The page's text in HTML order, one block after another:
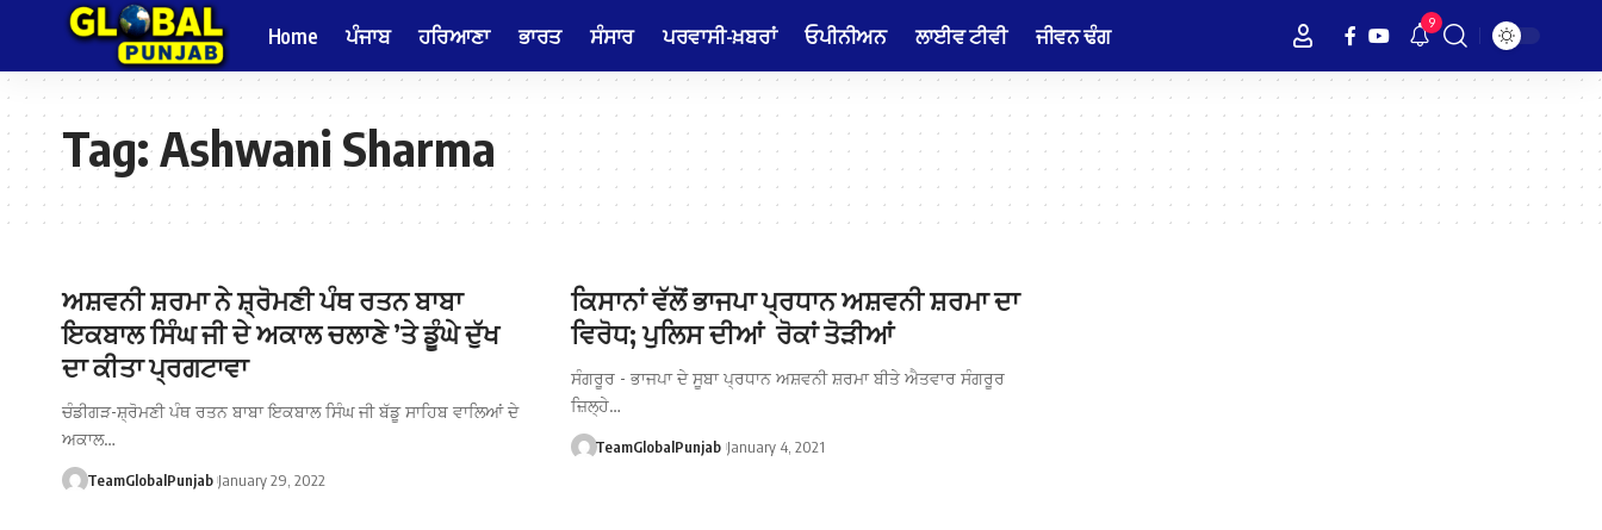
Home ਪੰਜਾਬ ਹਰਿਆਣਾ ਭਾਰਤ ਸੰਸਾਰ ਪਰਵਾਸੀ-ਖ਼ਬਰਾਂ ਓਪੀਨੀਅਨ ਲਾਈਵ ਟੀਵੀ ਜੀਵਨ ਢੰਗ 9
Tag:Ashwani Sharma
ਅਸ਼ਵਨੀ ਸ਼ਰਮਾ ਨੇ ਸ਼੍ਰੋਮਣੀ ਪੰਥ ਰਤਨ ਬਾਬਾ
ਇਕਬਾਲ ਸਿੰਘ ਜੀ ਦੇ ਅਕਾਲ ਚਲਾਣੇ ’ਤੇ ਡੂੰਘੇ ਦੁੱਖ
ਦਾ ਕੀਤਾ ਪ੍ਰਗਟਾਵਾ
ਚੰਡੀਗੜ-ਸ਼੍ਰੋਮਣੀ ਪੰਥ ਰਤਨ ਬਾਬਾ ਇਕਬਾਲ ਸਿੰਘ ਜੀ ਬੱਡੂ ਸਾਹਿਬ ਵਾਲਿਆਂ ਦੇ
ਅਕਾਲ…
TeamGlobalPunjab January 29, 2022
ਕਿਸਾਨਾਂ ਵੱਲੋਂ ਭਾਜਪਾ ਪ੍ਰਧਾਨ ਅਸ਼ਵਨੀ ਸ਼ਰਮਾ ਦਾ
ਵਿਰੋਧ; ਪੁਲਿਸ ਦੀਆਂ ਰੋਕਾਂ ਤੋੜੀਆਂ
ਸੰਗਰੂਰ - ਭਾਜਪਾ ਦੇ ਸੂਬਾ ਪ੍ਰਧਾਨ ਅਸ਼ਵਨੀ ਸ਼ਰਮਾ ਬੀਤੇ ਐਤਵਾਰ ਸੰਗਰੂਰ
ਜ਼ਿਲ੍ਹੇ…
TeamGlobalPunjab January 4, 2021